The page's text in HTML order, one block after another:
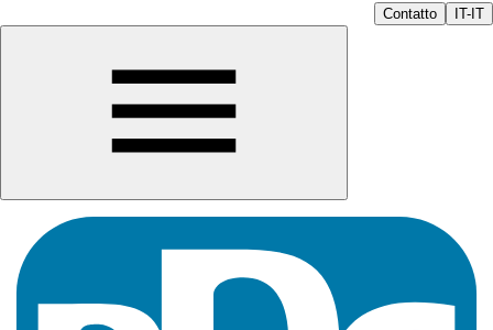
Contatto IT-IT